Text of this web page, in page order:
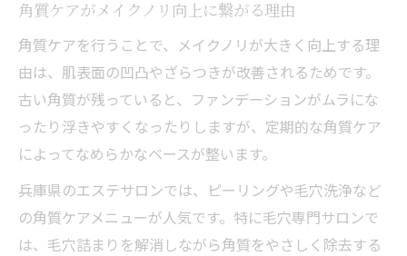
角質ケアがメイクノリ向上に繋がる理由
角質ケアを行うことで、メイクノリが大きく向上する理
由は、肌表面の凹凸やざらつきが改善されるためです。
古い角質が残っていると、ファンデーションがムラにな
ったり浮きやすくなったりしますが、定期的な角質ケア
によってなめらかなベースが整います。
兵庫県のエステサロンでは、ピーリングや毛穴洗浄など
の角質ケアメニューが人気です。特に毛穴専門サロンで
は、毛穴詰まりを解消しながら角質をやさしく除去する